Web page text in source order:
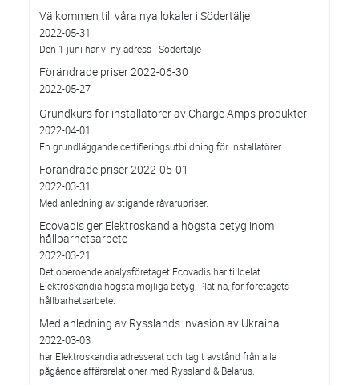
Välkommen till våra nya lokaler i Södertälje
2022-05-31
Den 1 juni har vi ny adress i Södertälje
Förändrade priser 2022-06-30
2022-05-27
Grundkurs för installatörer av Charge Amps produkter
2022-04-01
En grundläggande certifieringsutbildning för installatörer
Förändrade priser 2022-05-01
2022-03-31
Med anledning av stigande råvarupriser.
Ecovadis ger Elektroskandia högsta betyg inom
hållbarhetsarbete
2022-03-21
Det oberoende analysföretaget Ecovadis har tilldelat
Elektroskandia högsta möjliga betyg, Platina, för företagets
hållbarhetsarbete.
Med anledning av Rysslands invasion av Ukraina
2022-03-03
har Elektroskandia adresserat och tagit avstånd från alla
pågående affärsrelationer med Ryssland & Belarus.